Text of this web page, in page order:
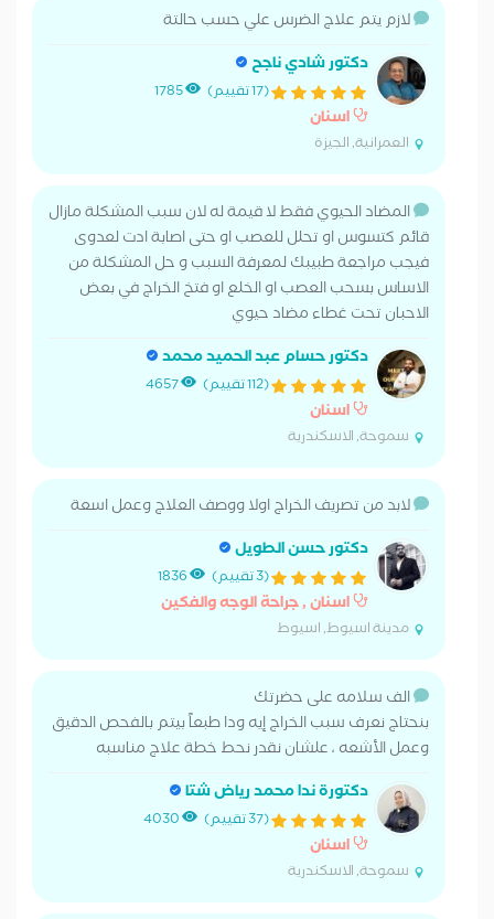
لازم يتم علاج الضرس علي حسب حالتة
دكتور شادي ناجح
(17 تقييم) 1785
اسنان
العمرانية, الجيزة
المضاد الحيوي فقط لا قيمة له لان سبب المشكلة مازال
قائم كتسوس او تحلل للعصب او حتى اصابة ادت لعدوى
فيجب مراجعة طبيبك لمعرفة السبب و حل المشكلة من
الاساس بسحب العصب او الخلع او فتخ الخراج في بعض
الاحبان تحت غطاء مضاد حيوي
دكتور حسام عبد الحميد محمد
(112 تقييم) 4657
اسنان
سموحة, الاسكندرية
لابد من تصريف الخراج اولا ووصف العلاج وعمل اسعة
دكتور حسن الطويل
(3 تقييم) 1836
اسنان , جراحة الوجه والفكين
مدينة اسيوط, اسيوط
الف سلامه على حضرتك
بنحتاج نعرف سبب الخراج إيه ودا طبعاً بيتم بالفحص الدقيق
وعمل الأشعه ، علشان نقدر نحط خطة علاج مناسبه
دكتورة ندا محمد رياض شتا
(37 تقييم) 4030
اسنان
سموحة, الاسكندرية